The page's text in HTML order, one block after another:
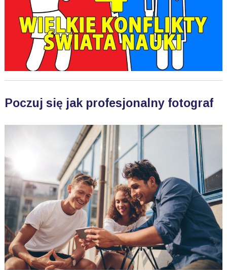
Poczuj się jak profesjonalny fotograf